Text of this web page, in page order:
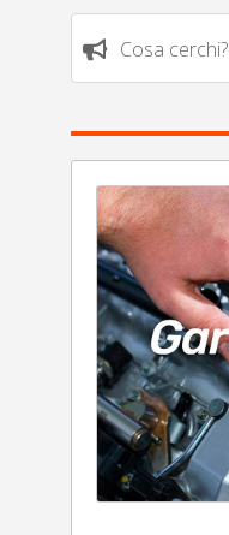
Cosa cerchi?